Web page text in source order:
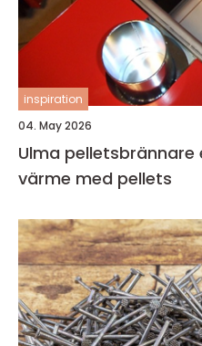
inspiration
04. May 2026
Ulma pelletsbrännare effektiv och trygg
värme med pellets